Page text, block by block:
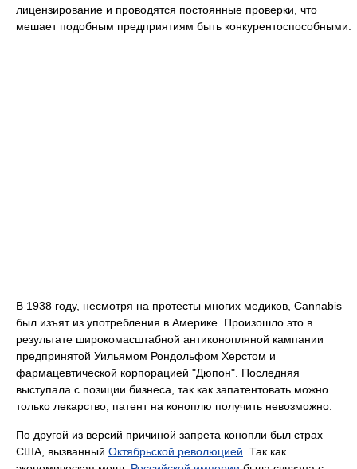
лицензирование и проводятся постоянные проверки, что
мешает подобным предприятиям быть конкурентоспособными.
В 1938 году, несмотря на протесты многих медиков, Cannabis
был изъят из употребления в Америке. Произошло это в
результате широкомасштабной антиконопляной кампании
предпринятой Уильямом Рондольфом Херстом и
фармацевтической корпорацией "Дюпон". Последняя
выступала с позиции бизнеса, так как запатентовать можно
только лекарство, патент на коноплю получить невозможно.
По другой из версий причиной запрета конопли был страх
США, вызванный Октябрьской революцией . Так как